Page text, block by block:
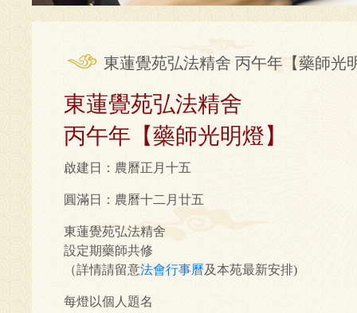
東蓮覺苑弘法精舍 丙午年【藥師光
東蓮覺苑弘法精舍
丙午年【藥師光明燈】
啟建日：農曆正月十五
圓滿日：農曆十二月廿五
東蓮覺苑弘法精舍
設定期藥師共修
（詳情請留意法會行事曆及本苑最新安排)
每燈以個人題名